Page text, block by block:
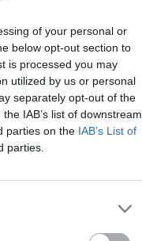
of your personal or
below opt-out section to
is processed you may
utilized by us or personal
separately opt-out of the
IAB’s list of downstream
parties on the IAB’s List of
parties.
fem feiringer av min